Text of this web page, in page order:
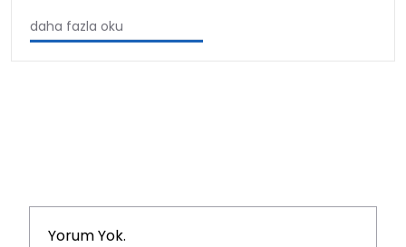
daha fazla oku
Yorum Yok.